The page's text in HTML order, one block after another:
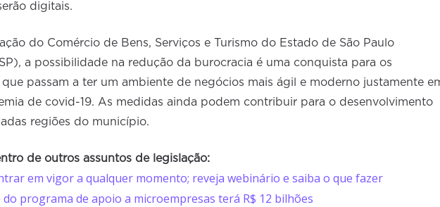
digitais.
do Comércio de Bens, Serviços e Turismo do Estado de São Paulo
a possibilidade na redução da burocracia é uma conquista para os
que passam a ter um ambiente de negócios mais ágil e moderno justamente
de covid-19. As medidas ainda podem contribuir para o desenvolvimento
regiões do município.
de outros assuntos de legislação:
em vigor a qualquer momento; reveja webinário e saiba o que fazer
do programa de apoio a microempresas terá R$ 12 bilhões